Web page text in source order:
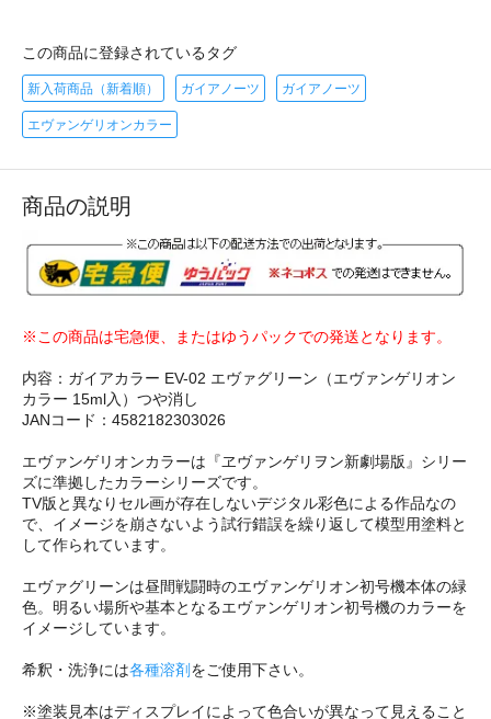
この商品に登録されているタグ
新入荷商品（新着順） ガイアノーツ ガイアノーツ
エヴァンゲリオンカラー
商品の説明
※この商品は宅急便、またはゆうパックでの発送となります。
内容：ガイアカラー EV-02 エヴァグリーン（エヴァンゲリオン
カラー 15ml入）つや消し
JANコード：4582182303026
エヴァンゲリオンカラーは『ヱヴァンゲリヲン新劇場版』シリー
ズに準拠したカラーシリーズです。
TV版と異なりセル画が存在しないデジタル彩色による作品なの
で、イメージを崩さないよう試行錯誤を繰り返して模型用塗料と
して作られています。
エヴァグリーンは昼間戦闘時のエヴァンゲリオン初号機本体の緑
色。明るい場所や基本となるエヴァンゲリオン初号機のカラーを
イメージしています。
希釈・洗浄には各種溶剤 をご使用下さい。
※塗装見本はディスプレイによって色合いが異なって見えること